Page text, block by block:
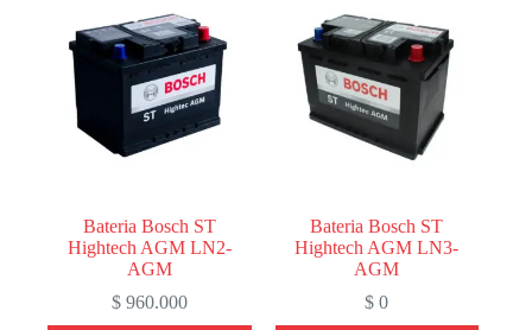
Bateria Bosch ST
Hightech AGM LN2-
AGM
$960.000
Bateria Bosch ST
Hightech AGM LN3-
AGM
$ 0